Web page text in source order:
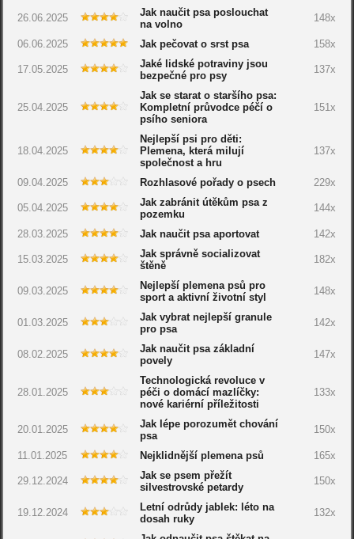
26.06.2025
Jak naučit psa poslouchat
na volno
148x
06.06.2025 Jak pečovat o srst psa 158x
17.05.2025
Jaké lidské potraviny jsou
bezpečné pro psy
137x
25.04.2025
Jak se starat o staršího psa:
Kompletní průvodce péčí o
psího seniora
151x
18.04.2025
Nejlepší psi pro děti:
Plemena, která milují
společnost a hru
137x
09.04.2025 Rozhlasové pořady o psech 229x
05.04.2025
Jak zabránit útěkům psa z
pozemku
144x
28.03.2025 Jak naučit psa aportovat 142x
15.03.2025
Jak správně socializovat
štěně
182x
09.03.2025
Nejlepší plemena psů pro
sport a aktivní životní styl
148x
01.03.2025
Jak vybrat nejlepší granule
pro psa
142x
08.02.2025
Jak naučit psa základní
povely
147x
28.01.2025
Technologická revoluce v
péči o domácí mazlíčky:
nové kariérní příležitosti
133x
20.01.2025
Jak lépe porozumět chování
psa
150x
11.01.2025 Nejklidnější plemena psů 165x
29.12.2024
Jak se psem přežít
silvestrovské petardy
150x
19.12.2024
Letní odrůdy jablek: léto na
dosah ruky
132x